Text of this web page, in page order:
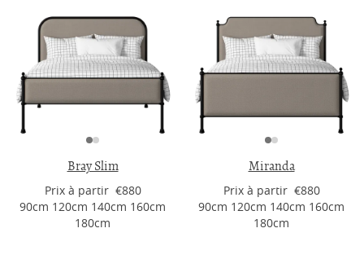
Bray Slim
Prix ​​à partir €880
90cm 120cm 140cm 160cm
180cm
Miranda
Prix ​​à partir €880
90cm 120cm 140cm 160cm
180cm